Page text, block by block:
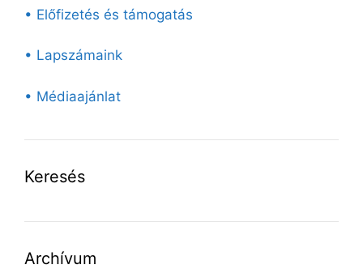
• Előfizetés és támogatás
• Lapszámaink
• Médiaajánlat
Keresés
Archívum